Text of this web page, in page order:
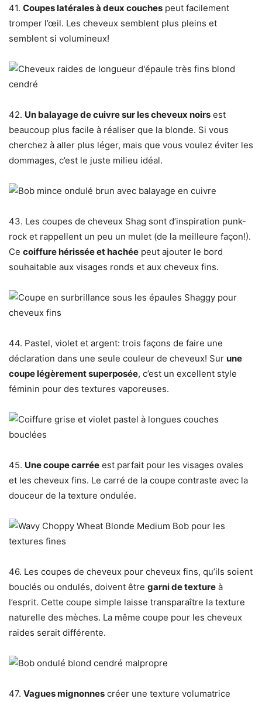
41. Coupes latérales à deux couches peut facilement
tromper l’œil. Les cheveux semblent plus pleins et
semblent si volumineux!
42. Un balayage de cuivre sur les cheveux noirs est
beaucoup plus facile à réaliser que la blonde. Si vous
cherchez à aller plus léger, mais que vous voulez éviter les
dommages, c’est le juste milieu idéal.
43. Les coupes de cheveux Shag sont d’inspiration punk-
rock et rappellent un peu un mulet (de la meilleure façon!).
Ce coiffure hérissée et hachée peut ajouter le bord
souhaitable aux visages ronds et aux cheveux fins.
44. Pastel, violet et argent: trois façons de faire une
déclaration dans une seule couleur de cheveux! Sur une
coupe légèrement superposée, c’est un excellent style
féminin pour des textures vaporeuses.
45. Une coupe carrée est parfait pour les visages ovales
et les cheveux fins. Le carré de la coupe contraste avec la
douceur de la texture ondulée.
46. ​​Les coupes de cheveux pour cheveux fins, qu’ils soient
bouclés ou ondulés, doivent être garni de texture à
l’esprit. Cette coupe simple laisse transparaître la texture
naturelle des mèches. La même coupe pour les cheveux
raides serait différente.
47. Vagues mignonnes créer une texture volumatrice